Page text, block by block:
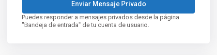
Puedes responder a mensajes privados desde la página
"Bandeja de entrada" de tu cuenta de usuario.